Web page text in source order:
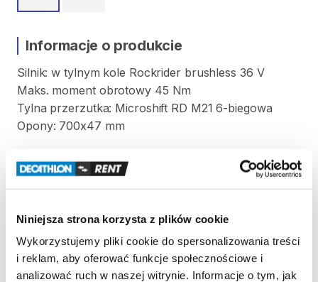
Niniejsza strona korzysta z plików cookie
Wykorzystujemy pliki cookie do spersonalizowania treści
i reklam, aby oferować funkcje społecznościowe i
analizować ruch w naszej witrynie. Informacje o tym, jak
Informacje o produkcie
Silnik: w tylnym kole Rockrider brushless 36 V
Maks. moment obrotowy 45 Nm
Tylna przerzutka: Microshift RD M21 6-biegowa
Opony: 700x47 mm
Trzy tryby wspomagania:
Tryb Eco: zasięg do
Tryb Boost: zasięg do 30 km
Rozmiar ​/​M do 150
Rozmiar
L ​/​XL do wzrostu od 172 cm 195